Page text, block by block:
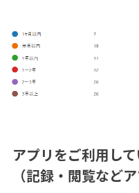
アプリをご利用し
（記録・閲覧など